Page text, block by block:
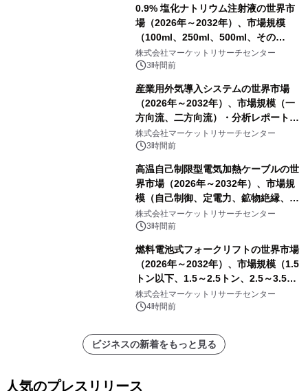
0.9% 塩化ナトリウム注射液の世界市
場（2026年～2032年）、市場規模
（100ml、250ml、500ml、その
他）・分析レポートを発表
株式会社マーケットリサーチセンター
3時間前
産業用外気導入システムの世界市場
（2026年～2032年）、市場規模（一
方向流、二方向流）・分析レポートを
発表
株式会社マーケットリサーチセンター
3時間前
高温自己制限型電気加熱ケーブルの世
界市場（2026年～2032年）、市場規
模（自己制御、定電力、鉱物絶縁、表
皮効果）・分析レポートを発表
株式会社マーケットリサーチセンター
3時間前
燃料電池式フォークリフトの世界市場
（2026年～2032年）、市場規模（1.5
トン以下、1.5～2.5トン、2.5～3.5ト
ン、3.5～5.0トン、その他）・分析レ
ポートを発表
株式会社マーケットリサーチセンター
4時間前
ビジネスの新着をもっと見る
人気のプレスリリース